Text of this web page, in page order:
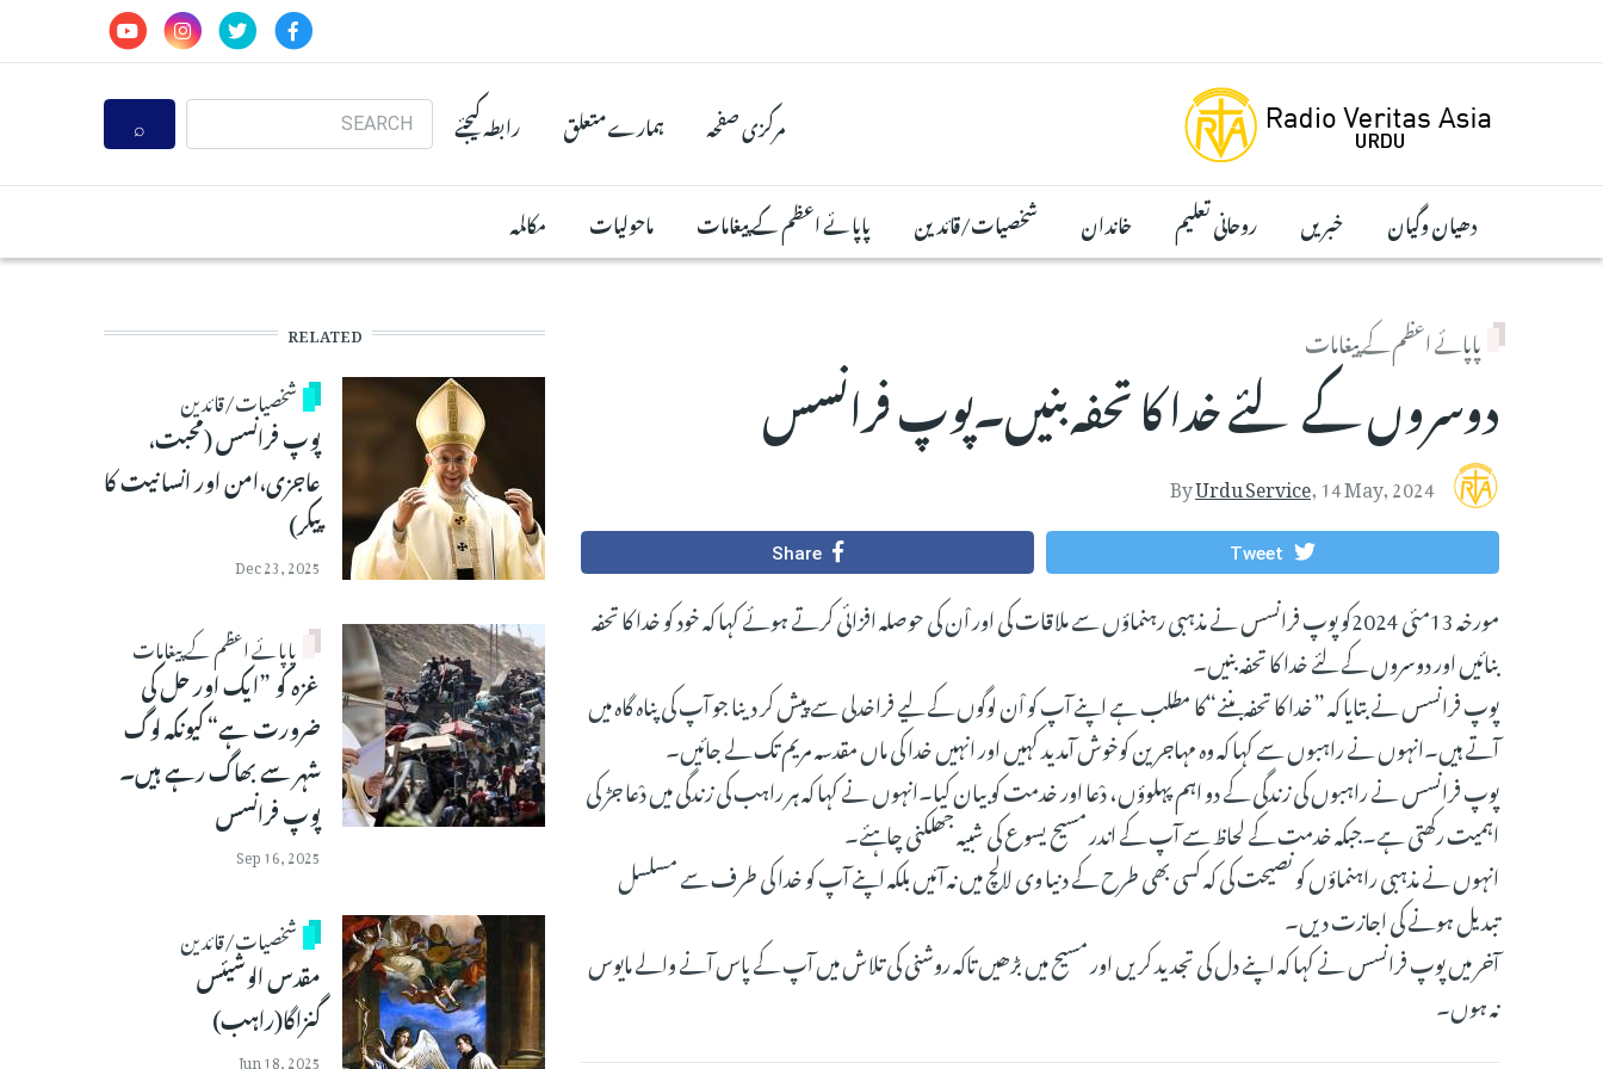
مرکزی صفحہ ہمارے متعلق رابطہ کیجئے
Search
دھیان وگیان خبریں روحانی تعلیم خاندان شخصیات/قائدین پاپائے اعظم کے پیغامات ماحولیات مکالمہ
پاپائے اعظم کے پیغامات
دوسروں کے لئے خدا کا تحفہ بنیں۔پوپ فرانسس
ByUrdu Service,14 May, 2024
Tweet
Share
مورخہ 13مئی 2024کو پوپ فرانسس نے مذہبی رہنماؤں سے ملاقات کی اور اْن کی حوصلہ افزائی کرتے ہوئے کہا کہ خود کو خدا کا تحفہ
بنائیں اور دوسروں کے لئے خدا کا تحفہ بنیں۔
پوپ فرانسس نے بتایا کہ ”خدا کا تحفہ بننے“کا مطلب ہے اپنے آپ کو اْن لوگوں کے لیے فراخدلی سے پیش کر دینا جو آپ کی پناہ گاہ میں
آتے ہیں۔انہوں نے راہبوں سے کہا کہ وہ مہاجرین کوخوش آمدید کہیں اور انہیں خدا کی ماں مقدسہ مریم تک لے جائیں۔
پوپ فرانسس نے راہبوں کی زندگی کے دو اہم پہلوؤں، دْعا اور خدمت کو بیان کیا۔انہوں نے کہا کہ ہر راہب کی زندگی میں دْعا جڑ کی
اہمیت رکھتی ہے۔جبکہ خدمت کے لحاظ سے آپ کے اندر مسیح یسوع کی شبیہ جھلکنی چاہئے۔
انہوں نے مذہبی راہنماؤں کو نصیحت کی کہ کسی بھی طرح کے دنیا وی لالچ میں نہ آئیں بلکہ اپنے آپ کو خدا کی طرف سے مسلسل
تبدیل ہونے کی اجازت دیں۔
آخر میں پوپ فرانسس نے کہا کہ اپنے دل کی تجدید کریں اور مسیح میں بڑھیں تاکہ روشنی کی تلاش میں آپ کے پاس آنے والے مایوس
نہ ہوں۔
RELATED
شخصیات/قائدین
پوپ فرانسس (محبت،
عاجزی،امن اور انسانیت کا
پیکر)
Dec 23, 2025
پاپائے اعظم کے پیغامات
غزہ کو ”ایک اور حل کی
ضرورت ہے“ کیونکہ لوگ
شہر سے بھاگ رہے ہیں۔
پوپ فرانسس
Sep 16, 2025
شخصیات/قائدین
مقدس الوشیئس
گنزاگا(راہب)
Jun 18, 2025